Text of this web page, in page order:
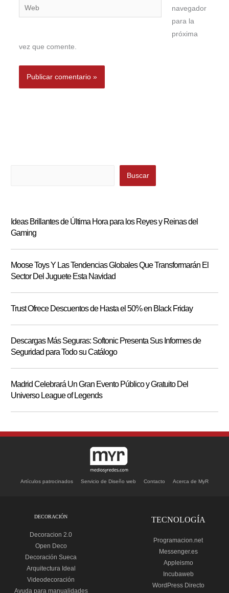
Web
navegador
para la
próxima
vez que comente.
Buscar
Ideas Brillantes de Última Hora para los Reyes y Reinas del
Gaming
Moose Toys Y Las Tendencias Globales Que Transformarán El
Sector Del Juguete Esta Navidad
Trust Ofrece Descuentos de Hasta el 50% en Black Friday
Descargas Más Seguras: Softonic Presenta Sus Informes de
Seguridad para Todo su Catálogo
Madrid Celebrará Un Gran Evento Público y Gratuito Del
Universo League of Legends
Artículos patrocinados Servicio de Diseño web Contacto Acerca de MyR
DECORACIÓN
Decoracion 2.0
Open Deco
Decoración Sueca
Arquitectura Ideal
Videodecoración
Ayuda para manualidades
TECNOLOGÍA
Programacion.net
Messenger.es
Appleismo
Incubaweb
WordPress Directo